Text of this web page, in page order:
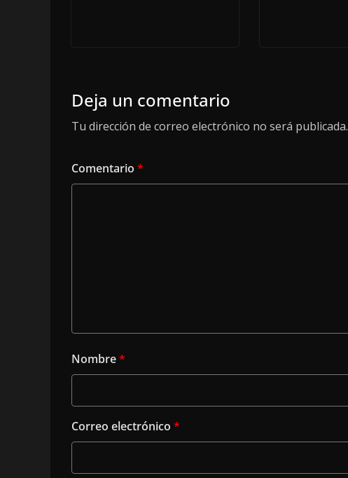
Deja un comentario
Tu dirección de correo electrónico no será publicada.
Comentario *
Nombre*
Correo electrónico *